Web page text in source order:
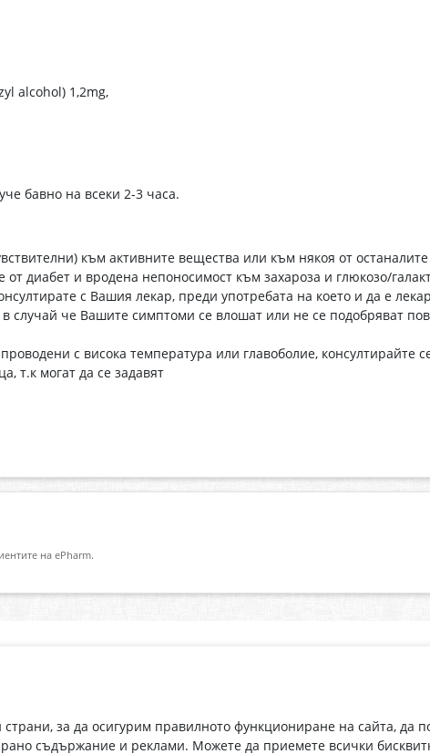
alcohol) 1,2mg,
бавно на всеки 2-3 часа.
към активните вещества или към някоя от останалите
от диабет и вродена непоносимост към захароза и глюкозо/
с Вашия лекар, преди употребата на което и да е
случай че Вашите симптоми се влошат или не се подобряват
с висока температура или главоболие, консултирайте
т.к могат да се задавят
на ePharm.
С абонамента се съгласявам сПолитиката за лични данни .
за да осигурим правилното функциониране на сайта, да
съдържание и реклами. Можете да приемете всички